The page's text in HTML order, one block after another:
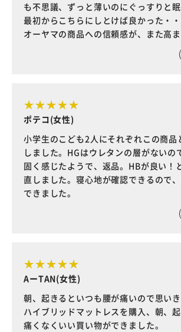
も不思議、ずっと薄いのにぐっすりと眠
最初からこちらにしとけば良かった・
オーヤマの商品への信頼感が、また高ま
ポテコ(女性)
小学生のこども2人にそれぞれこの商品
しました。HGはウレタンの層がないの
固く感じたようで、返品。HBが良い！
直しました。寝心地が確認できるので
できました。
AーTAN(女性)
朝、起きるといつも腰が痛いので思い
ハイブリッドマットレスを購入、朝、
痛くなくいい買い物ができました。